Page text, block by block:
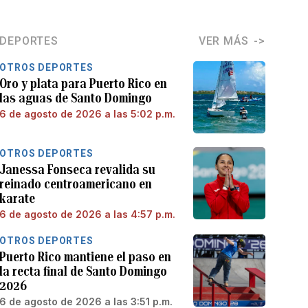
DEPORTES VER MÁS
OTROS DEPORTES
Oro y plata para Puerto Rico en
las aguas de Santo Domingo
6 de agosto de 2026 a las 5:02 p.m.
OTROS DEPORTES
Janessa Fonseca revalida su
reinado centroamericano en
karate
6 de agosto de 2026 a las 4:57 p.m.
OTROS DEPORTES
Puerto Rico mantiene el paso en
la recta final de Santo Domingo
2026
6 de agosto de 2026 a las 3:51 p.m.